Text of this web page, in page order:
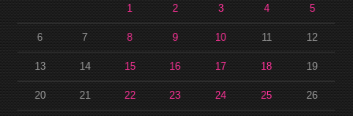
1 2 3 4 5
6 7 8 9 10 11 12
13 14 15 16 17 18 19
20 21 22 23 24 25 26